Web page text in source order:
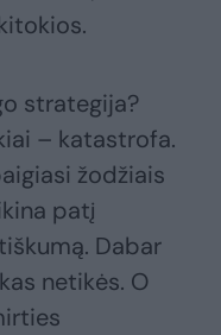
strategija?
– katastrofa.
žodžiais
patį
Dabar
netikės. O